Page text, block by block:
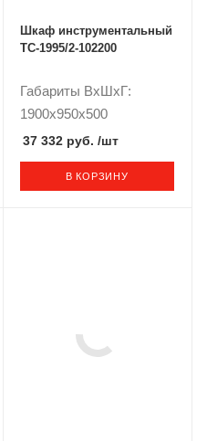
Шкаф инструментальный
TC-1995/2-102200
Габариты ВxШxГ:
1900x950x500
37 332 руб. /шт
В КОРЗИНУ